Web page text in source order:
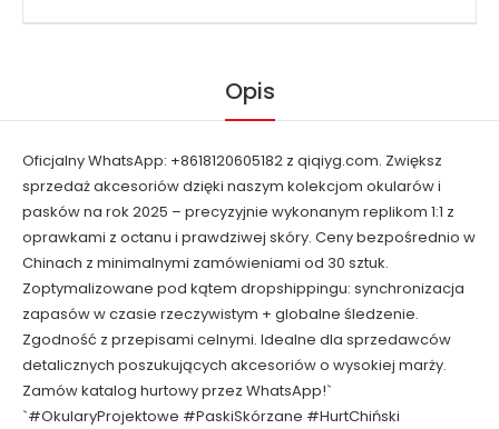
Opis
Oficjalny WhatsApp: +8618120605182 z qiqiyg.com. Zwiększ
sprzedaż akcesoriów dzięki naszym kolekcjom okularów i
pasków na rok 2025 – precyzyjnie wykonanym replikom 1:1 z
oprawkami z octanu i prawdziwej skóry. Ceny bezpośrednio w
Chinach z minimalnymi zamówieniami od 30 sztuk.
Zoptymalizowane pod kątem dropshippingu: synchronizacja
zapasów w czasie rzeczywistym + globalne śledzenie.
Zgodność z przepisami celnymi. Idealne dla sprzedawców
detalicznych poszukujących akcesoriów o wysokiej marży.
Zamów katalog hurtowy przez WhatsApp!`
`#OkularyProjektowe #PaskiSkórzane #HurtChiński